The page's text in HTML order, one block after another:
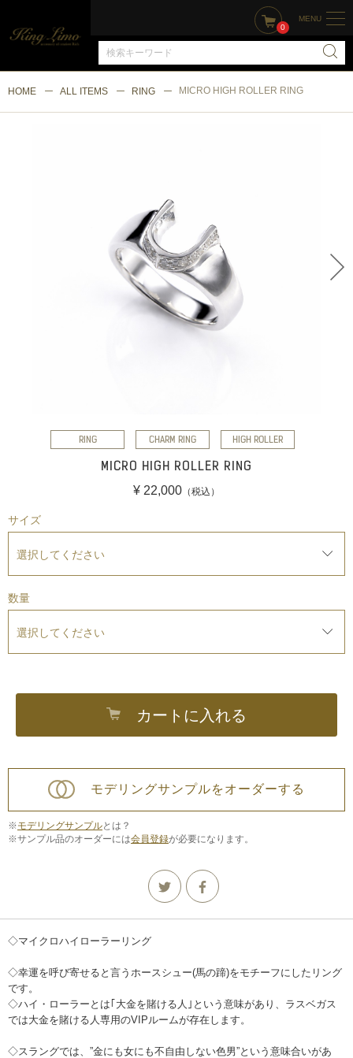
0
MENU
HOME ALL ITEMS RING MICRO HIGH ROLLER RING
RING CHARM RING HIGH ROLLER
MICRO HIGH ROLLER RING
¥ 22,000 （税込）
サイズ
数量
カートに入れる
モデリングサンプルをオーダーする
※モデリングサンプルとは？
※サンプル品のオーダーには会員登録が必要になります。
◇マイクロハイローラーリング
◇幸運を呼び寄せると言うホースシュー(馬の蹄)をモチーフにしたリング
です。
◇ハイ・ローラーとは｢大金を賭ける人｣という意味があり、ラスベガス
では大金を賭ける人専用のVIPルームが存在します。
◇スラングでは、”金にも女にも不自由しない色男”という意味合いがあ